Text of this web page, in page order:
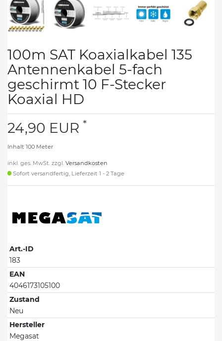
100m SAT Koaxialkabel 135
Antennenkabel 5-fach
geschirmt 10 F-Stecker
Koaxial HD
24,90 EUR *
Inhalt 100 Meter
inkl. ges. MwSt. zzgl. Versandkosten
Sofort versandfertig, Lieferzeit 1 - 2 Tage
Art.-ID
183
EAN
4046173105100
Zustand
Neu
Hersteller
Megasat